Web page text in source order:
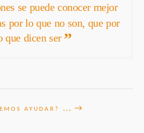
se puede conocer mejor
por lo que no son, que por
que dicen ser
AYUDAR? ... →